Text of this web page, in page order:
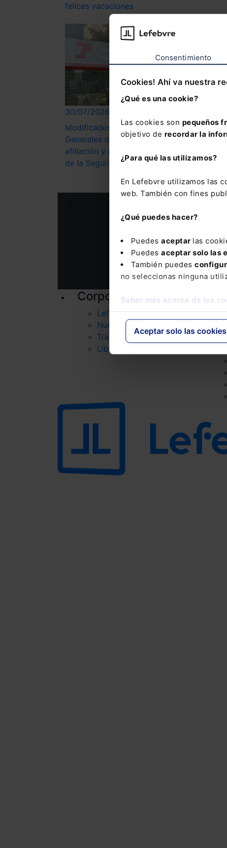
Consentimiento
Cookies! Ahí va nuestra
¿Qué es una cookie?
Las cookies son pequeños
objetivo de recordar la
¿Para qué las utilizamos?
En Lefebvre utilizamos las
web. También con fines
¿Qué puedes hacer?
Puedes aceptar las
Puedes aceptar solo las
También puedes
no seleccionas ninguna
Saber más acerca de las
Aceptar solo las
felices vacaciones
30/07/2026
Modificados los Reglamentos
Generales de inscripción y
afiliación y de Recaudación
de la Seguridad Social
Nombre
Consulta la
Corporativo
Lefebvre
Nuestro equipo
Trabaja con nosotros
Librerías asociadas